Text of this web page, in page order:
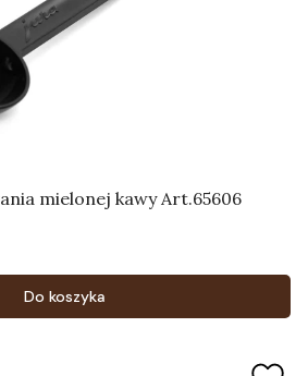
mielonej kawy Art.65606
Do koszyka